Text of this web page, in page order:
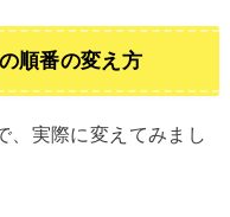
順番の変え方
、実際に変えてみまし